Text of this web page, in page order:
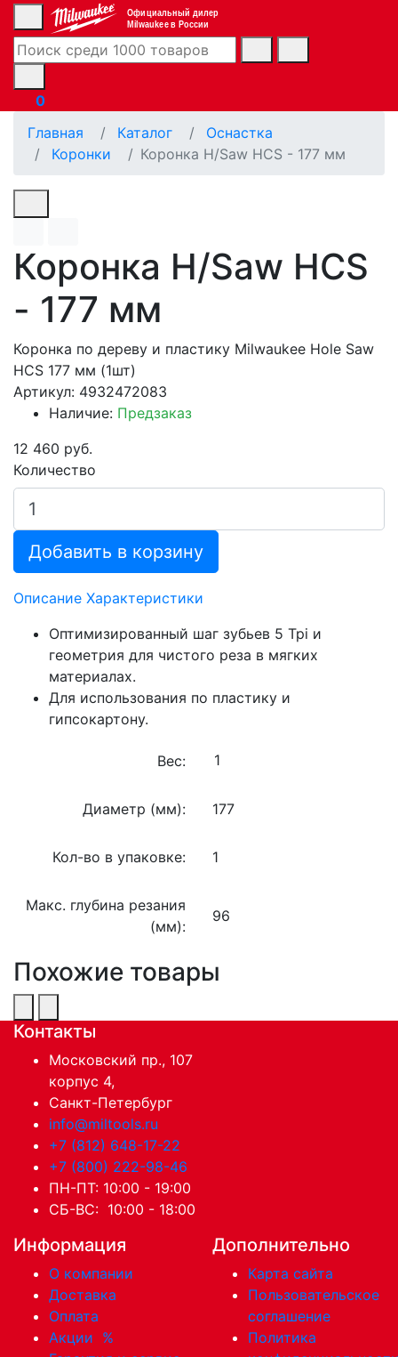
Официальный дилер
Milwaukee в России
0
Главная
Каталог
Оснастка
Коронки
Коронка H/Saw HCS - 177 мм
Коронка H/Saw HCS
- 177 мм
Коронка по дереву и пластику Milwaukee Hole Saw
HCS 177 мм (1шт)
Артикул: 4932472083
Наличие: Предзаказ
12 460 руб.
Количество
Добавить в корзину
Описание Характеристики
Оптимизированный шаг зубьев 5 Tpi и
геометрия для чистого реза в мягких
материалах.
Для использования по пластику и
гипсокартону.
Вес:
Диаметр (мм): 177
Кол-во в упаковке: 1
Макс. глубина резания
(мм):
96
Похожие товары
Контакты
Московский пр., 107
корпус 4,
Санкт-Петербург
info@miltools.ru
+7 (812) 648-17-22
+7 (800) 222-98-46
ПН-ПТ: 10:00 - 19:00
СБ-ВС: 10:00 - 18:00
Информация
О компании
Доставка
Оплата
Акции %
Дополнительно
Карта сайта
Пользовательское
соглашение
Политика